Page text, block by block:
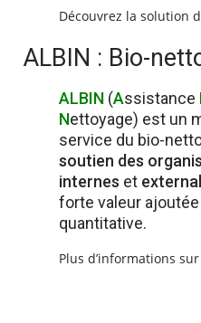
Découvrez la solution
ALBIN : Bio-
ALBIN (Assistance
Nettoyage) est un
service du bio-
soutien des
internes et
forte valeur
quantitative.
Plus d’informations